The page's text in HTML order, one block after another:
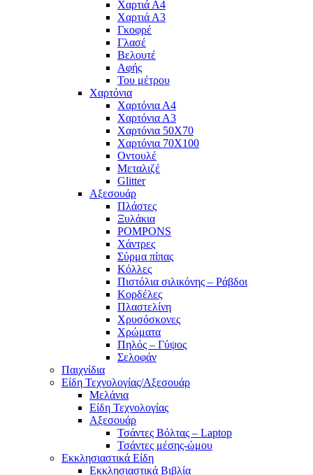
Χαρτιά Α4
Χαρτιά Α3
Γκοφρέ
Γλασέ
Βελουτέ
Αφής
Του μέτρου
Χαρτόνια
Χαρτόνια Α4
Χαρτόνια Α3
Χαρτόνια 50Χ70
Χαρτόνια 70Χ100
Οντουλέ
Μεταλιζέ
Glitter
Αξεσουάρ
Πλάστες
Ξυλάκια
POMPONS
Χάντρες
Σύρμα πίπας
Κόλλες
Πιστόλια σιλικόνης – Ράβδοι
Κορδέλες
Πλαστελίνη
Χρυσόσκονες
Χρώματα
Πηλός – Γύψος
Σελοφάν
Παιχνίδια
Είδη Τεχνολογίας/Αξεσουάρ
Μελάνια
Είδη Τεχνολογίας
Αξεσουάρ
Τσάντες Βόλτας – Laptop
Τσάντες μέσης-ώμου
Εκκλησιαστικά Είδη
Εκκλησιαστικά Βιβλία